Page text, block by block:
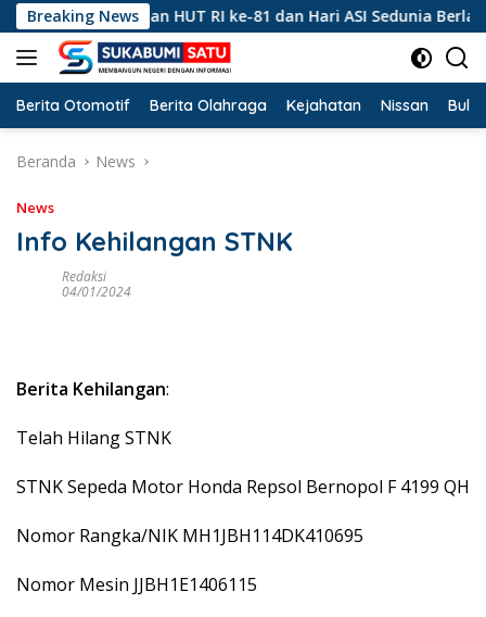
Langsung
ke
konten
Breaking NewsHUT RI ke-81 dan Hari ASI Sedunia Berlangsung
Berita Otomotif Berita Olahraga Kejahatan Nissan
Beranda News
News
Info Kehilangan STNK
Redaksi
04/01/2024
Berita Kehilangan:
Telah Hilang STNK
STNK Sepeda Motor Honda Repsol Bernopol F 4199 QH
Nomor Rangka/NIK MH1JBH114DK410695
Nomor Mesin JJBH1E1406115